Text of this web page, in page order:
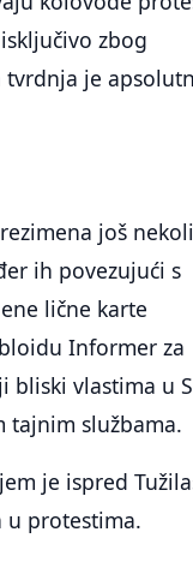
zbog
tvrdnja je
još
ih povezujući s
lične karte
Informer za
bliski vlastima u
tajnim službama.
je ispred
u protestima.